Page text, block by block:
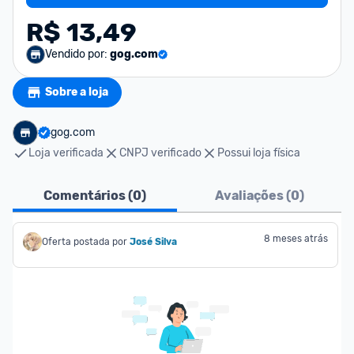
R$ 13,49
Vendido por: gog.com
Sobre a loja
gog.com
Loja verificada
CNPJ verificado Possui loja física
Comentários (0) Avaliações (0)
Oferta postada por José Silva 8 meses atrás